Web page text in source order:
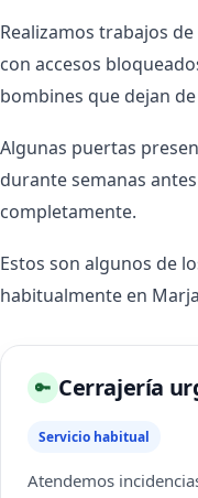
Realizamos trabajos
con accesos
bombines que dejan
Algunas puertas
durante semanas
completamente.
Estos son algunos de
habitualmente en
🔑 Cerrajería
Servicio habitual
Atendemos